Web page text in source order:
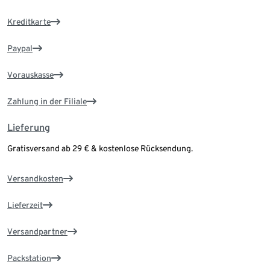
Kreditkarte
Paypal
Vorauskasse
Zahlung in der Filiale
Lieferung
Gratisversand ab 29 € & kostenlose Rücksendung.
Versandkosten
Lieferzeit
Versandpartner
Packstation